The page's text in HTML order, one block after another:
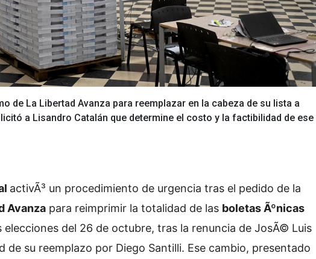
de La Libertad Avanza para reemplazar en la cabeza de su lista a
a Lisandro Catalán que determine el costo y la factibilidad de ese
activÃ³ un procedimiento de urgencia tras el pedido de la
Avanza para reimprimir la totalidad de las boletas Ãºnicas
elecciones del 26 de octubre, tras la renuncia de JosÃ© Luis
de su reemplazo por Diego Santilli. Ese cambio, presentado